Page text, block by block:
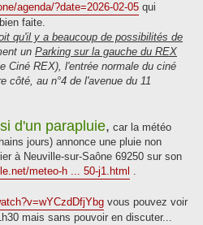
agenda/?date=2026-02-05 qui
faite.
qu'il y a beaucoup de possibilités de
un Parking sur la gauche du REX
Ciné REX), l'entrée normale du ciné
côté, au n°4 de l'avenue du 11
d'un parapluie, car la météo
jours) annonce une pluie non
à Neuville-sur-Saône 69250 sur son
meteo-h ... 50-j1.html .
vous pouvez voir
mais sans pouvoir en discuter...